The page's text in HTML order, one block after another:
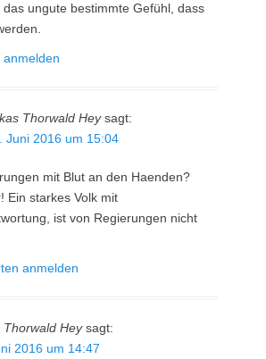
das ungute bestimmte Gefühl, dass
anmelden
Thorwald Hey sagt:
Juni 2016 um 15:04
mit Blut an den Haenden?
Ein starkes Volk mit
ist von Regierungen nicht
anmelden
Thorwald Hey sagt:
2016 um 14:47